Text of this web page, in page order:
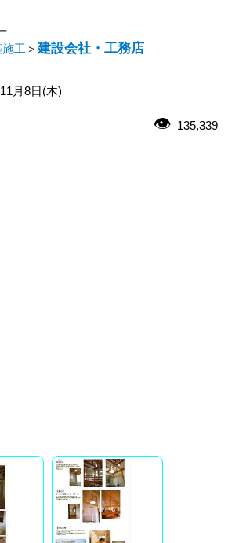
工 ＞ 建設会社・工務店
月8日(木)
135,339